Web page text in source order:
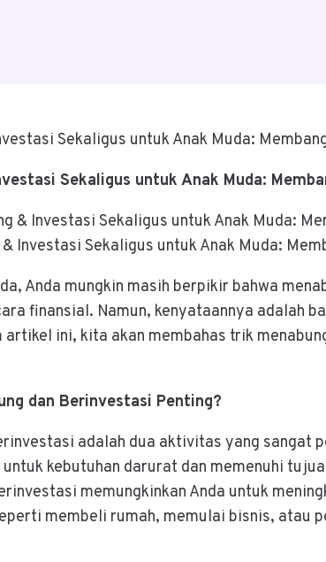
Sekaligus untuk Anak Muda:
Sekaligus untuk Anak Muda:
Investasi Sekaligus untuk Anak Muda:
Anda mungkin masih berpikir bahwa
finansial. Namun, kenyataannya adalah
artikel ini, kita akan membahas trik
dan Berinvestasi Penting?
adalah dua aktivitas yang sangat
untuk kebutuhan darurat dan memenuhi
memungkinkan Anda untuk
membeli rumah, memulai bisnis, atau